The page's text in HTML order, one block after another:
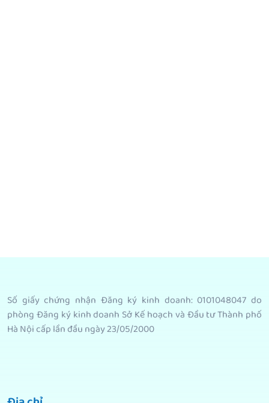
Số giấy chứng nhận Đăng ký kinh doanh: 0101048047 do
phòng Đăng ký kinh doanh Sở Kế hoạch và Đầu tư Thành phố
Hà Nội cấp lần đầu ngày 23/05/2000